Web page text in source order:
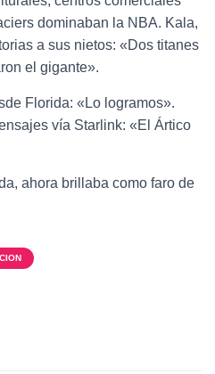
dominaban la NBA. Kala,
a sus nietos: «Dos titanes
el gigante».
Florida: «Lo logramos».
vía Starlink: «El Ártico
ahora brillaba como faro de